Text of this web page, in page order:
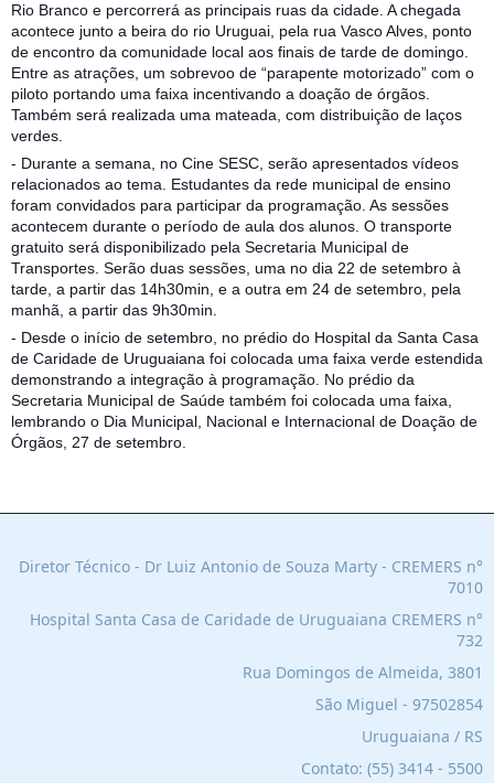
Rio Branco e percorrerá as principais ruas da cidade. A chegada
acontece junto a beira do rio Uruguai, pela rua Vasco Alves, ponto
de encontro da comunidade local aos finais de tarde de domingo.
Entre as atrações, um sobrevoo de “parapente motorizado” com o
piloto portando uma faixa incentivando a doação de órgãos.
Também será realizada uma mateada, com distribuição de laços
verdes.
- Durante a semana, no Cine SESC, serão apresentados vídeos
relacionados ao tema. Estudantes da rede municipal de ensino
foram convidados para participar da programação. As sessões
acontecem durante o período de aula dos alunos. O transporte
gratuito será disponibilizado pela Secretaria Municipal de
Transportes. Serão duas sessões, uma no dia 22 de setembro à
tarde, a partir das 14h30min, e a outra em 24 de setembro, pela
manhã, a partir das 9h30min.
- Desde o início de setembro, no prédio do Hospital da Santa Casa
de Caridade de Uruguaiana foi colocada uma faixa verde estendida
demonstrando a integração à programação. No prédio da
Secretaria Municipal de Saúde também foi colocada uma faixa,
lembrando o Dia Municipal, Nacional e Internacional de Doação de
Órgãos, 27 de setembro.
Diretor Técnico - Dr Luiz Antonio de Souza Marty - CREMERS n°
7010
Hospital Santa Casa de Caridade de Uruguaiana CREMERS n°
732
Rua Domingos de Almeida, 3801
São Miguel - 97502854
Uruguaiana / RS
Contato: (55) 3414 - 5500